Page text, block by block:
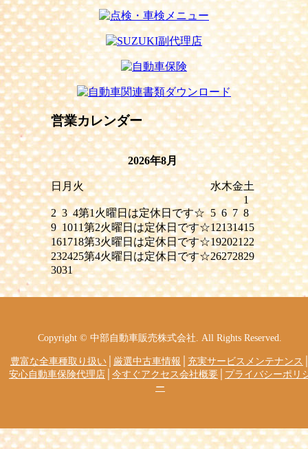
営業カレンダー
2026年8月
日 月火 水木金土
1
2 3 4第1火曜日は定休日です☆ 5 6 7 8
9 1011第2火曜日は定休日です☆12131415
161718第3火曜日は定休日です☆19202122
232425第4火曜日は定休日です☆26272829
3031
Copyright © 中部自動車販売株式会社. All Rights Reserved.
豊富な全車種取り扱い│ 厳選中古車情報 充実サービスメンテナンス
安心自動車保険代理店│ 今すぐアクセス会社概要│ プライバシーポリ
ー